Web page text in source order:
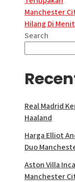
Manchester
Hilang Di
Search
Real Madrid
Haaland
Harga Elliot
Duo
Aston Villa
Manchester